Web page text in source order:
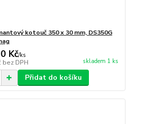
kotouč 350 x 30 mm, DS350G
Kč/ks
bez DPH skladem 1 ks
Přidat do košíku